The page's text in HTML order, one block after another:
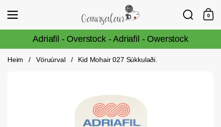
Vörulisti
Leita
0
Adriafil - Overstock - Adriafil - Owerstock
Heim / Vöruúrval / Kid Mohair 027 Súkkulaði.